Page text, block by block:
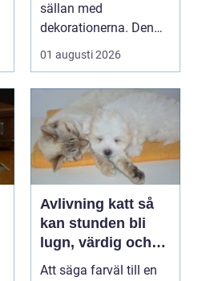
sällan med
dekorationerna. Den
börjar i köket....
01 augusti 2026
Avlivning katt så
kan stunden bli
lugn, värdig och
trygg
Att säga farväl till en